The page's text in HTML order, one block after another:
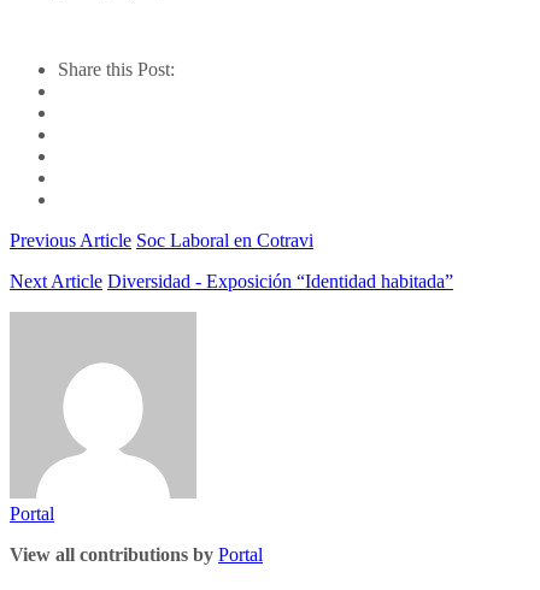
Share this Post:
Previous Article Soc Laboral en Cotravi
Next Article Diversidad - Exposición “Identidad habitada”
Portal
View all contributions by Portal